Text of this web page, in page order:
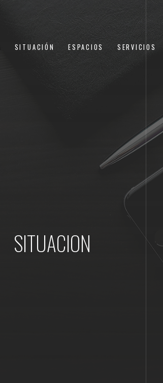
SITUACIÓN ESPACIOS SERVICIOS
SITUACION